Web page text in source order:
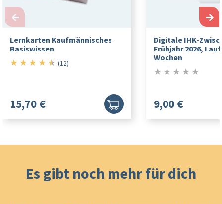
Lernkarten Kaufmännisches
Basiswissen
★ ★ ★ ★ ★ 4.5/5
(12)
15,70 €
Digitale IHK-
Frühjahr 2026,
Wochen
★ ★ ★ ★ ★
9,00 €
← →
Es gibt noch mehr für dich